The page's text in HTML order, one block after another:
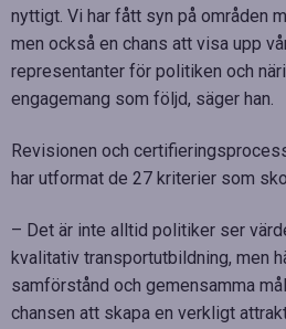
nyttigt. Vi har fått syn på områden
men också en chans att visa upp
representanter för politiken och
engagemang som följd, säger han.
Revisionen och
har utformat de 27 kriterier som
– Det är inte alltid politiker ser
kvalitativ transportutbildning, men
samförstånd och gemensamma
chansen att skapa en verkligt